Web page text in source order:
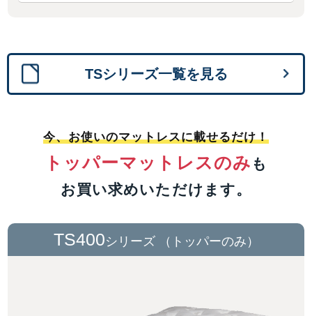
TSシリーズ一覧を見る
今、お使いのマットレスに載せるだけ！
トッパーマットレスのみ も
お買い求めいただけます。
TS400シリーズ （トッパーのみ）